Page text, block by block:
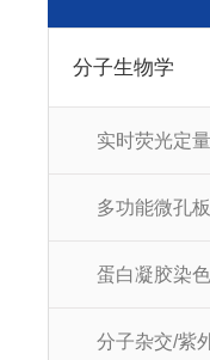
分子生物学
实时荧光定
多功能微孔
分子杂交/紫